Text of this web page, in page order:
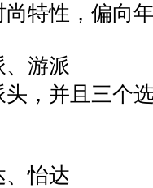
特性，偏向
游派
，并且三个选
怡达